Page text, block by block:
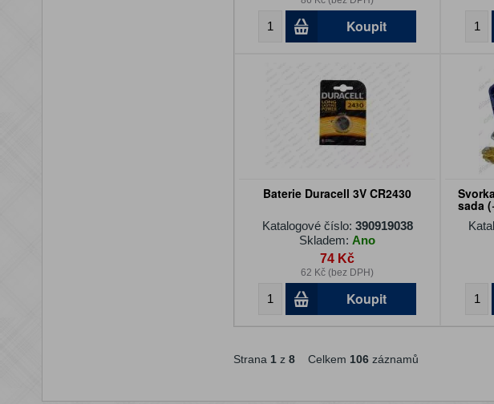
Koupit
Baterie Duracell 3V CR2430
Katalogové číslo: 390919038
Skladem: Ano
74 Kč
62 Kč (bez DPH)
Koupit
sada
Strana 1z 8Celkem 106záznamů